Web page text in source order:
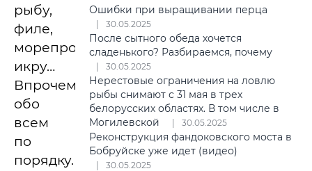
рыбу,
филе,
морепродукты,
икру…
Впрочем,
обо
всем
по
порядку.
Ошибки при выращивании перца
30.05.2025
После сытного обеда хочется
сладенького? Разбираемся, почему
30.05.2025
Нерестовые ограничения на ловлю
рыбы снимают с 31 мая в трех
белорусских областях. В том числе в
Могилевской
30.05.2025
Реконструкция фандоковского моста в
Бобруйске уже идет (видео)
30.05.2025